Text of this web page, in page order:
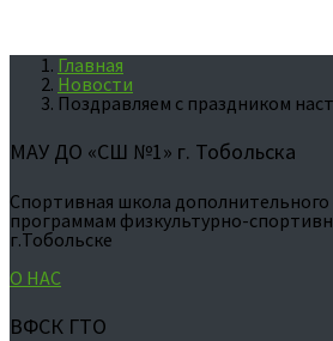
Главная
Новости
Поздравляем с праздником
МАУ ДО «СШ №1» г. Тобольска
Спортивная школа
программам физкультурно-
г.Тобольске
О НАС
ВФСК ГТО